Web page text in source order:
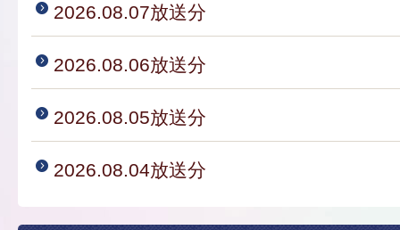
2026.08.07放送分
2026.08.06放送分
2026.08.05放送分
2026.08.04放送分